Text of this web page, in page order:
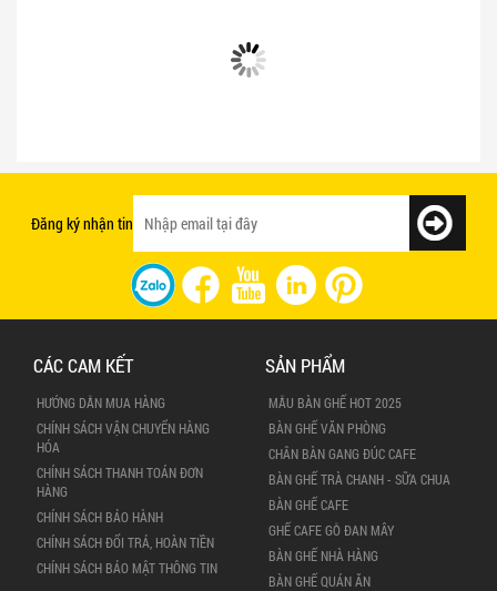
Đăng ký nhận tin
CÁC CAM KẾT
HƯỚNG DẪN MUA HÀNG
CHÍNH SÁCH VẬN CHUYỂN HÀNG
HÓA
CHÍNH SÁCH THANH TOÁN ĐƠN
HÀNG
CHÍNH SÁCH BẢO HÀNH
CHÍNH SÁCH ĐỔI TRẢ, HOÀN TIỀN
CHÍNH SÁCH BẢO MẬT THÔNG TIN
SẢN PHẨM
MẪU BÀN GHẾ HOT 2025
BÀN GHẾ VĂN PHÒNG
CHÂN BÀN GANG ĐÚC CAFE
BÀN GHẾ TRÀ CHANH - SỮA CHUA
BÀN GHẾ CAFE
GHẾ CAFE GỖ ĐAN MÂY
BÀN GHẾ NHÀ HÀNG
BÀN GHẾ QUÁN ĂN